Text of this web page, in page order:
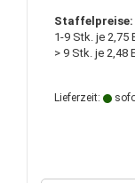
Staffelpreise:
1-9 Stk. je 2,75
> 9 Stk. je 2,48
Lieferzeit: